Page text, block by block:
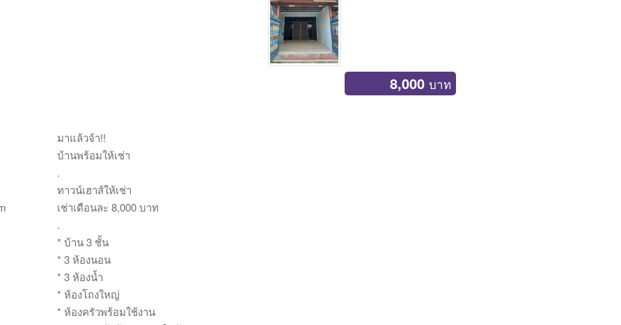
8,000 บาท
มาแล้วจ้า!!
บ้านพร้อมให้เช่า
.
ทาวน์เฮาส์ให้เช่า
เช่าเดือนละ 8,000 บาท
.
* บ้าน 3 ชั้น
* 3 ห้องนอน
* 3 ห้องน้ำ
* ห้องโถงใหญ่
* ห้องครัวพร้อมใช้งาน